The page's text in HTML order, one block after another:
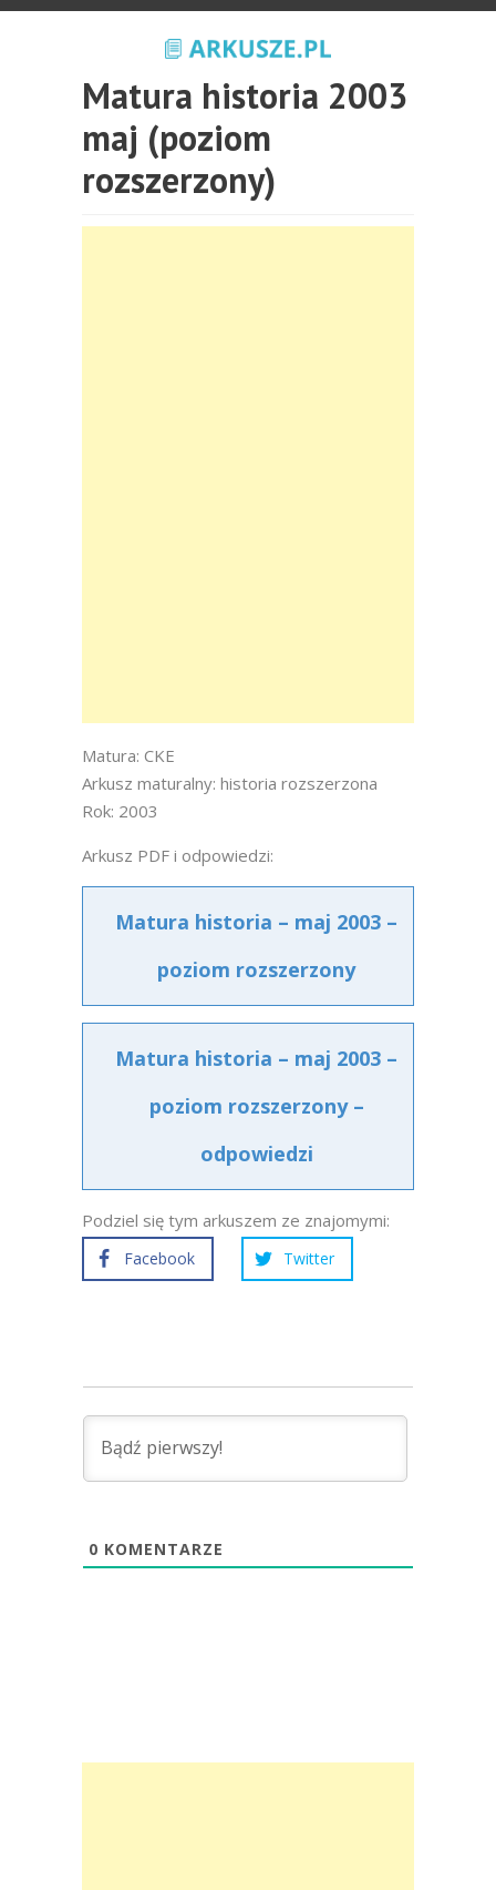
Matura historia 2003
maj (poziom
rozszerzony)
Matura: CKE
Arkusz maturalny: historia rozszerzona
Rok: 2003
Arkusz PDF i odpowiedzi:
Matura historia – maj 2003 –
poziom rozszerzony
Matura historia – maj 2003 –
poziom rozszerzony –
odpowiedzi
Podziel się tym arkuszem ze znajomymi:
Facebook Twitter
0 KOMENTARZE